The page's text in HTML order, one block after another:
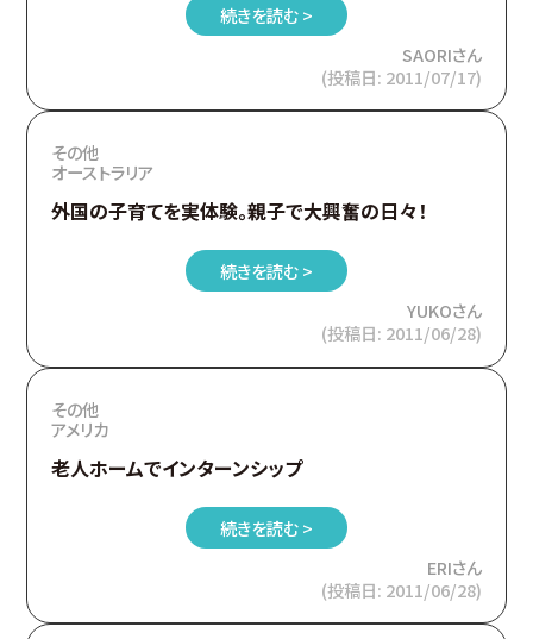
続きを読む >
SAORIさん
(投稿日: 2011/07/17)
その他
オーストラリア
外国の子育てを実体験。親子で大興奮の日々！
続きを読む >
YUKOさん
(投稿日: 2011/06/28)
その他
アメリカ
老人ホームでインターンシップ
続きを読む >
ERIさん
(投稿日: 2011/06/28)